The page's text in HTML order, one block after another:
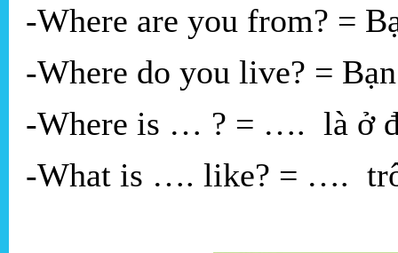
-Where are you from? =
-Where do you live? =
-Where is … ? = …. là ở
-What is …. like? = ….